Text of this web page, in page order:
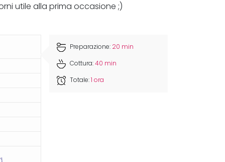
utile alla prima occasione ;)
Preparazione: 20 min
Cottura:40 min
Totale:1 ora